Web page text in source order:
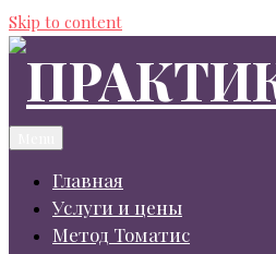
Skip to content
Главная
Услуги и цены
Метод Томатис